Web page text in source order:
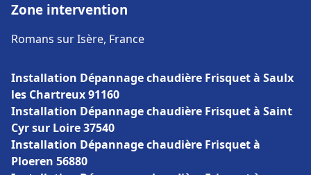
Zone intervention
Romans sur Isère, France
Installation Dépannage chaudière Frisquet à Saulx
les Chartreux 91160
Installation Dépannage chaudière Frisquet à Saint
Cyr sur Loire 37540
Installation Dépannage chaudière Frisquet à
Ploeren 56880